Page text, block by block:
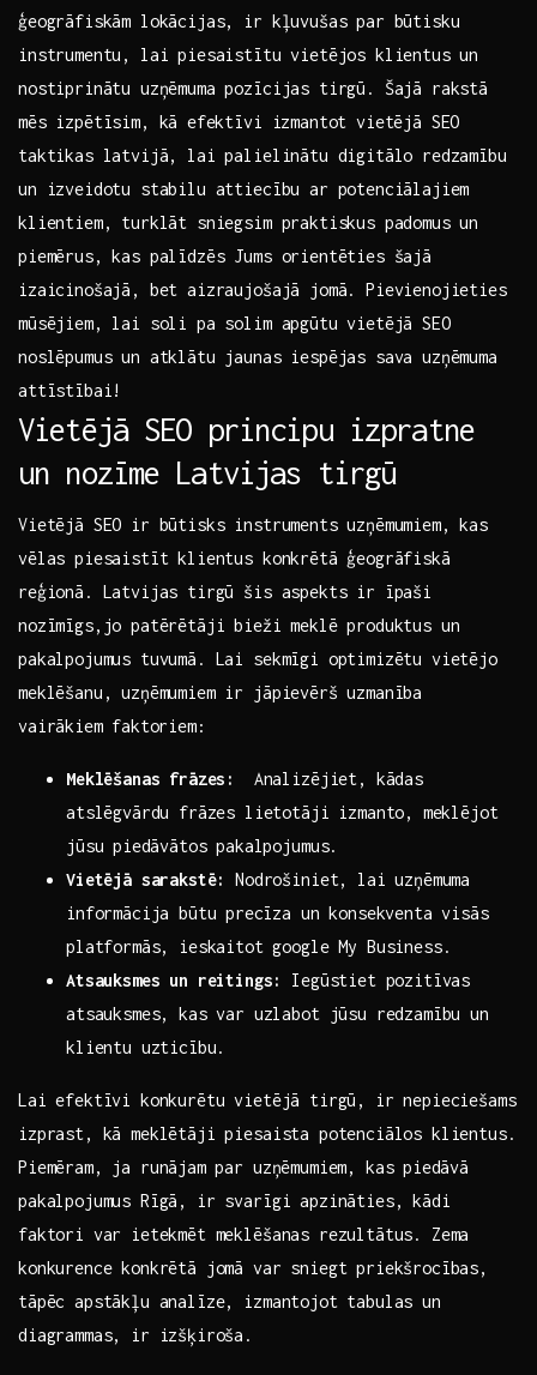
ģeogrāfiskām ‌lokācijas, ir kļuvušas par būtisku
instrumentu, lai piesaistītu vietējos klientus un
nostiprinātu uzņēmuma pozīcijas tirgū. Šajā rakstā
mēs izpētīsim, kā⁢ efektīvi izmantot​ vietējā SEO
taktikas latvijā, lai palielinātu digitālo redzamību
un‍ izveidotu stabilu attiecību ar potenciālajiem
klientiem, turklāt sniegsim praktiskus padomus un
piemērus, kas palīdzēs Jums orientēties šajā
izaicinošajā, bet aizraujošajā jomā. Pievienojieties
mūsējiem, lai soli pa solim apgūtu vietējā SEO
noslēpumus un atklātu jaunas iespējas sava uzņēmuma
attīstībai!
Vietējā SEO principu izpratne
un nozīme Latvijas tirgū
Vietējā SEO ir būtisks instruments uzņēmumiem, kas⁢
vēlas piesaistīt klientus konkrētā ​ģeogrāfiskā
reģionā. Latvijas tirgū šis aspekts ir īpaši
nozīmīgs,jo patērētāji bieži meklē produktus un
pakalpojumus tuvumā. Lai sekmīgi optimizētu vietējo
‍meklēšanu, uzņēmumiem ir jāpievērš uzmanība
vairākiem ⁤faktoriem:
Meklēšanas frāzes:
​ Analizējiet, kādas
atslēgvārdu frāzes lietotāji izmanto,⁣ meklējot
jūsu⁣ piedāvātos pakalpojumus.
Vietējā sarakstē:
Nodrošiniet, lai uzņēmuma ​
informācija būtu ⁢precīza un konsekventa visās⁤
platformās, ieskaitot google My Business.
Atsauksmes un reitings:
Iegūstiet pozitīvas⁣
atsauksmes, kas var uzlabot jūsu redzamību ‍un
klientu uzticību.
Lai efektīvi konkurētu ​vietējā tirgū, ir nepieciešams
izprast, kā meklētāji piesaista potenciālos klientus.
Piemēram, ja​ runājam ⁣par uzņēmumiem, kas ⁣piedāvā
pakalpojumus‌ Rīgā, ir svarīgi apzināties, kādi
faktori var ietekmēt meklēšanas rezultātus. Zema
konkurence konkrētā jomā var sniegt priekšrocības,
tāpēc apstākļu analīze, izmantojot‌ tabulas un⁤
diagrammas, ir izšķiroša.